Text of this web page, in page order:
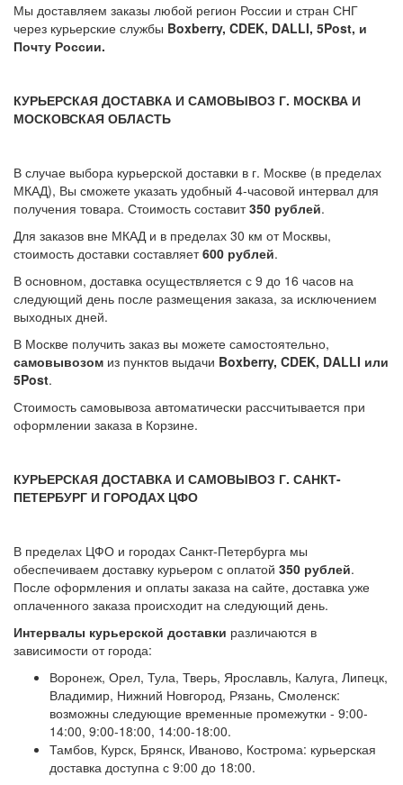
Мы доставляем заказы любой регион России и стран СНГ
через курьерские службы Boxberry, CDEK, DALLI, 5Post, и
Почту России.
КУРЬЕРСКАЯ ДОСТАВКА И САМОВЫВОЗ Г. МОСКВА И
МОСКОВСКАЯ ОБЛАСТЬ
В случае выбора курьерской доставки в г. Москве (в пределах
МКАД), Вы сможете указать удобный 4-часовой интервал для
получения товара. Стоимость составит350 рублей.
Для заказов вне МКАД и в пределах 30 км от Москвы,
стоимость доставки составляет600 рублей.
В основном, доставка осуществляется с 9 до 16 часов на
следующий день после размещения заказа, за исключением
выходных дней.
В Москве получить заказ вы можете самостоятельно,
самовывозом из пунктов выдачи Boxberry, CDEK, DALLI или
5Post.
Стоимость самовывоза автоматически рассчитывается при
оформлении заказа в Корзине.
КУРЬЕРСКАЯ ДОСТАВКА И САМОВЫВОЗ Г. САНКТ-
ПЕТЕРБУРГ И ГОРОДАХ ЦФО
В пределах ЦФО и городах Санкт-Петербурга мы
обеспечиваем доставку курьером с оплатой 350 рублей.
После оформления и оплаты заказа на сайте, доставка уже
оплаченного заказа происходит на следующий день.
Интервалы курьерской доставки различаются в
зависимости от города:
Воронеж, Орел, Тула, Тверь, Ярославль, Калуга, Липецк,
Владимир, Нижний Новгород, Рязань, Смоленск:
возможны следующие временные промежутки - 9:00-
14:00, 9:00-18:00, 14:00-18:00.
Тамбов, Курск, Брянск, Иваново, Кострома: курьерская
доставка доступна с 9:00 до 18:00.